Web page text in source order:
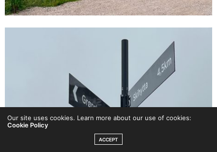
Our site uses cookies. Learn more about our use of cookies:
Cookie Policy
ACCEPT